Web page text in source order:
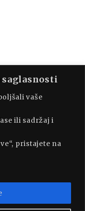
vaše
ili sadržaj i
pristajete na
|THEME: